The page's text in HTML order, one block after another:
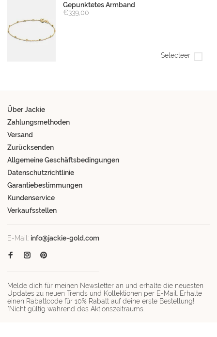
Gepunktetes Armband
€339,00
Selecteer
Über Jackie
Zahlungsmethoden
Versand
Zurücksenden
Allgemeine Geschäftsbedingungen
Datenschutzrichtlinie
Garantiebestimmungen
Kundenservice
Verkaufsstellen
E-Mail: info@jackie-gold.com
Melde dich für meinen Newsletter an und erhalte die neuesten
Updates zu neuen Trends und Kollektionen per E-Mail. Erhalte
einen Rabattcode für 10% Rabatt auf deine erste Bestellung!
*Nicht gültig während des Aktionszeitraums.